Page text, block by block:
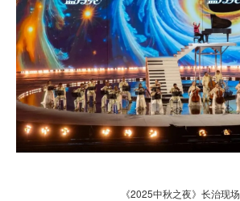
《2025中秋之夜》长治现场